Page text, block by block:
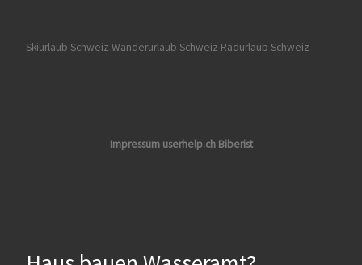
Skiurlaub Schweiz Wanderurlaub Schweiz Radurlaub Schweiz
Impressum userhelp.ch Biberist